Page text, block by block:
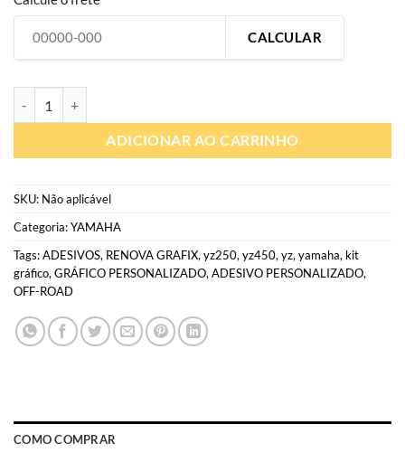
CALCULAR
ADICIONAR AO CARRINHO
SKU: Não aplicável
Categoria:YAMAHA
Tags:ADESIVOS, RENOVA GRAFIX, yz250, yz450, yz, yamaha, kit
gráfico, GRÁFICO PERSONALIZADO, ADESIVO PERSONALIZADO,
OFF-ROAD
COMO COMPRAR